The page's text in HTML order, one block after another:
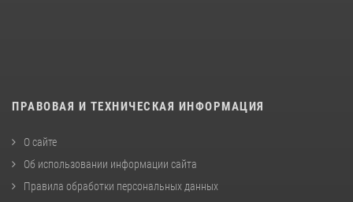
ПРАВОВАЯ И ТЕХНИЧЕСКАЯ ИНФОРМАЦИЯ
О сайте
Об использовании информации сайта
Правила обработки персональных данных